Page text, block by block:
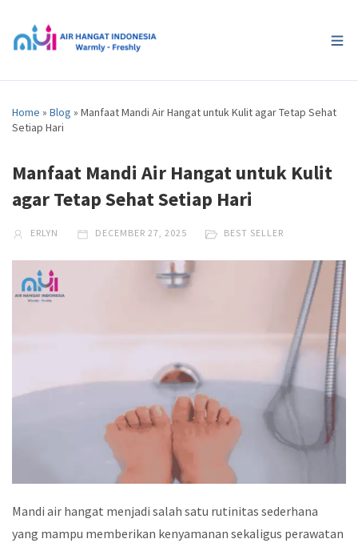
Home » Blog » Manfaat Mandi Air Hangat untuk Kulit agar Tetap Sehat
Setiap Hari
Manfaat Mandi Air Hangat untuk Kulit
agar Tetap Sehat Setiap Hari
ERLYN DECEMBER 27, 2025 BEST SELLER
Mandi air hangat menjadi salah satu rutinitas sederhana
yang mampu memberikan kenyamanan sekaligus perawatan